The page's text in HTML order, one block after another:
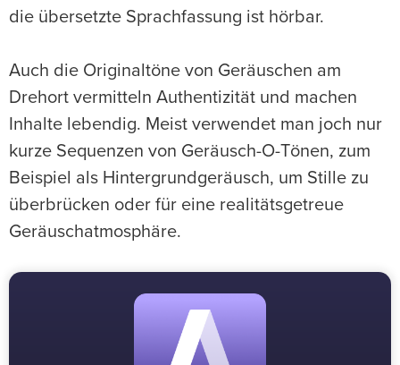
die übersetzte Sprachfassung ist hörbar.
Auch die Originaltöne von Geräuschen am
Drehort vermitteln Authentizität und machen
Inhalte lebendig. Meist verwendet man joch nur
kurze Sequenzen von Geräusch-O-Tönen, zum
Beispiel als Hintergrundgeräusch, um Stille zu
überbrücken oder für eine realitätsgetreue
Geräuschatmosphäre.